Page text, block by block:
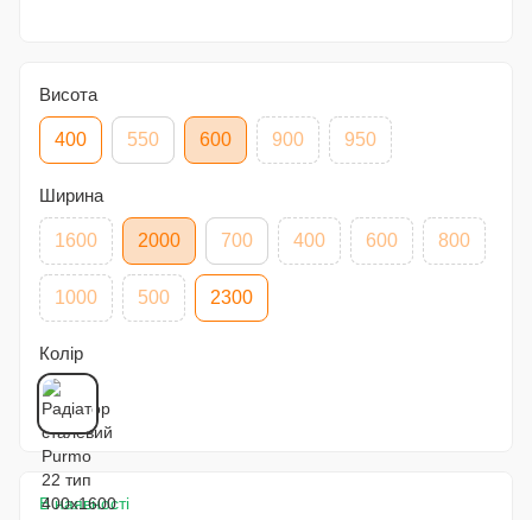
Висота
400 550 600 900 950
Ширина
1600 2000 700 400 600 800
1000 500 2300
Колір
В наявності